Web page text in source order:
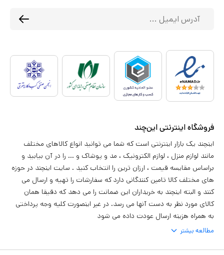
فروشگاه اینترنتی این‌چند
اینچند یک بازار اینترنتی است که شما می توانید انواع کالاهای مختلف
مانند لوازم منزل ، لوازم الکترونیک ، مد و پوشاک و ... را در آن بیابید و
براساس مقایسه قیمت ، ارزان ترین را انتخاب کنید . سایت اینچند در حوزه
های مختلف کالا تامین کنندگانی دارد که سفارشات را تهیه و ارسال می
کنند و البته اینچند به خریداران این ضمانت را می دهد که دقیقا همان
کالای مورد نظر به دست آنها می رسد. در غیر اینصورت کلیه وجه پرداختی
به همراه هزینه ارسال عودت داده می شود
مطالعه بیشتر